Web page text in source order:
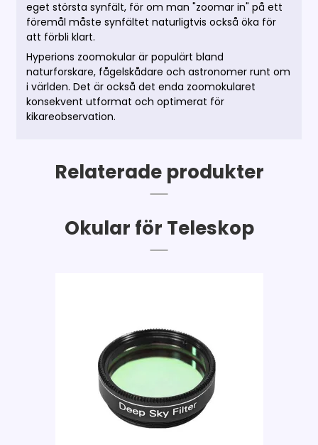
eget största synfält, för om man "zoomar in" på ett
föremål måste synfältet naturligtvis också öka för
att förbli klart.
Hyperions zoomokular är populärt bland
naturforskare, fågelskådare och astronomer runt om
i världen. Det är också det enda zoomokularet
konsekvent utformat och optimerat för
kikareobservation.
Relaterade produkter
Okular för Teleskop